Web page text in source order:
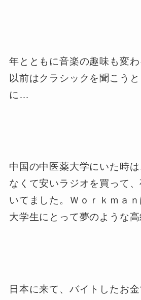
年とともに音楽の趣味も変わ
以前はクラシックを聞こう
に…
中国の中医薬大学にいた時
なくて安いラジオを買って
いてました。Ｗｏｒｋｍａ
大学生にとって夢のような高
日本に来て、バイトしたお